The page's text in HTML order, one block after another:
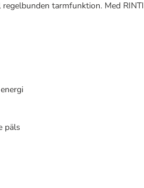
tarmfunktion. Med RINTI
päls